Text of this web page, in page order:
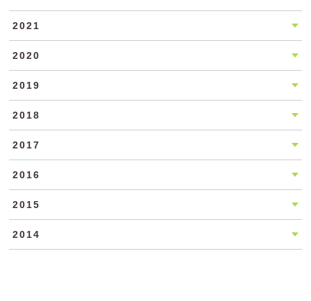
2021
2020
2019
2018
2017
2016
2015
2014